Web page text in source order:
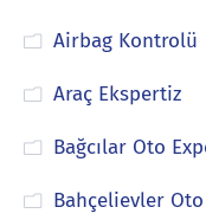
Airbag Kontrolü
Araç Ekspertiz
Bağcılar Oto
Bahçelievler